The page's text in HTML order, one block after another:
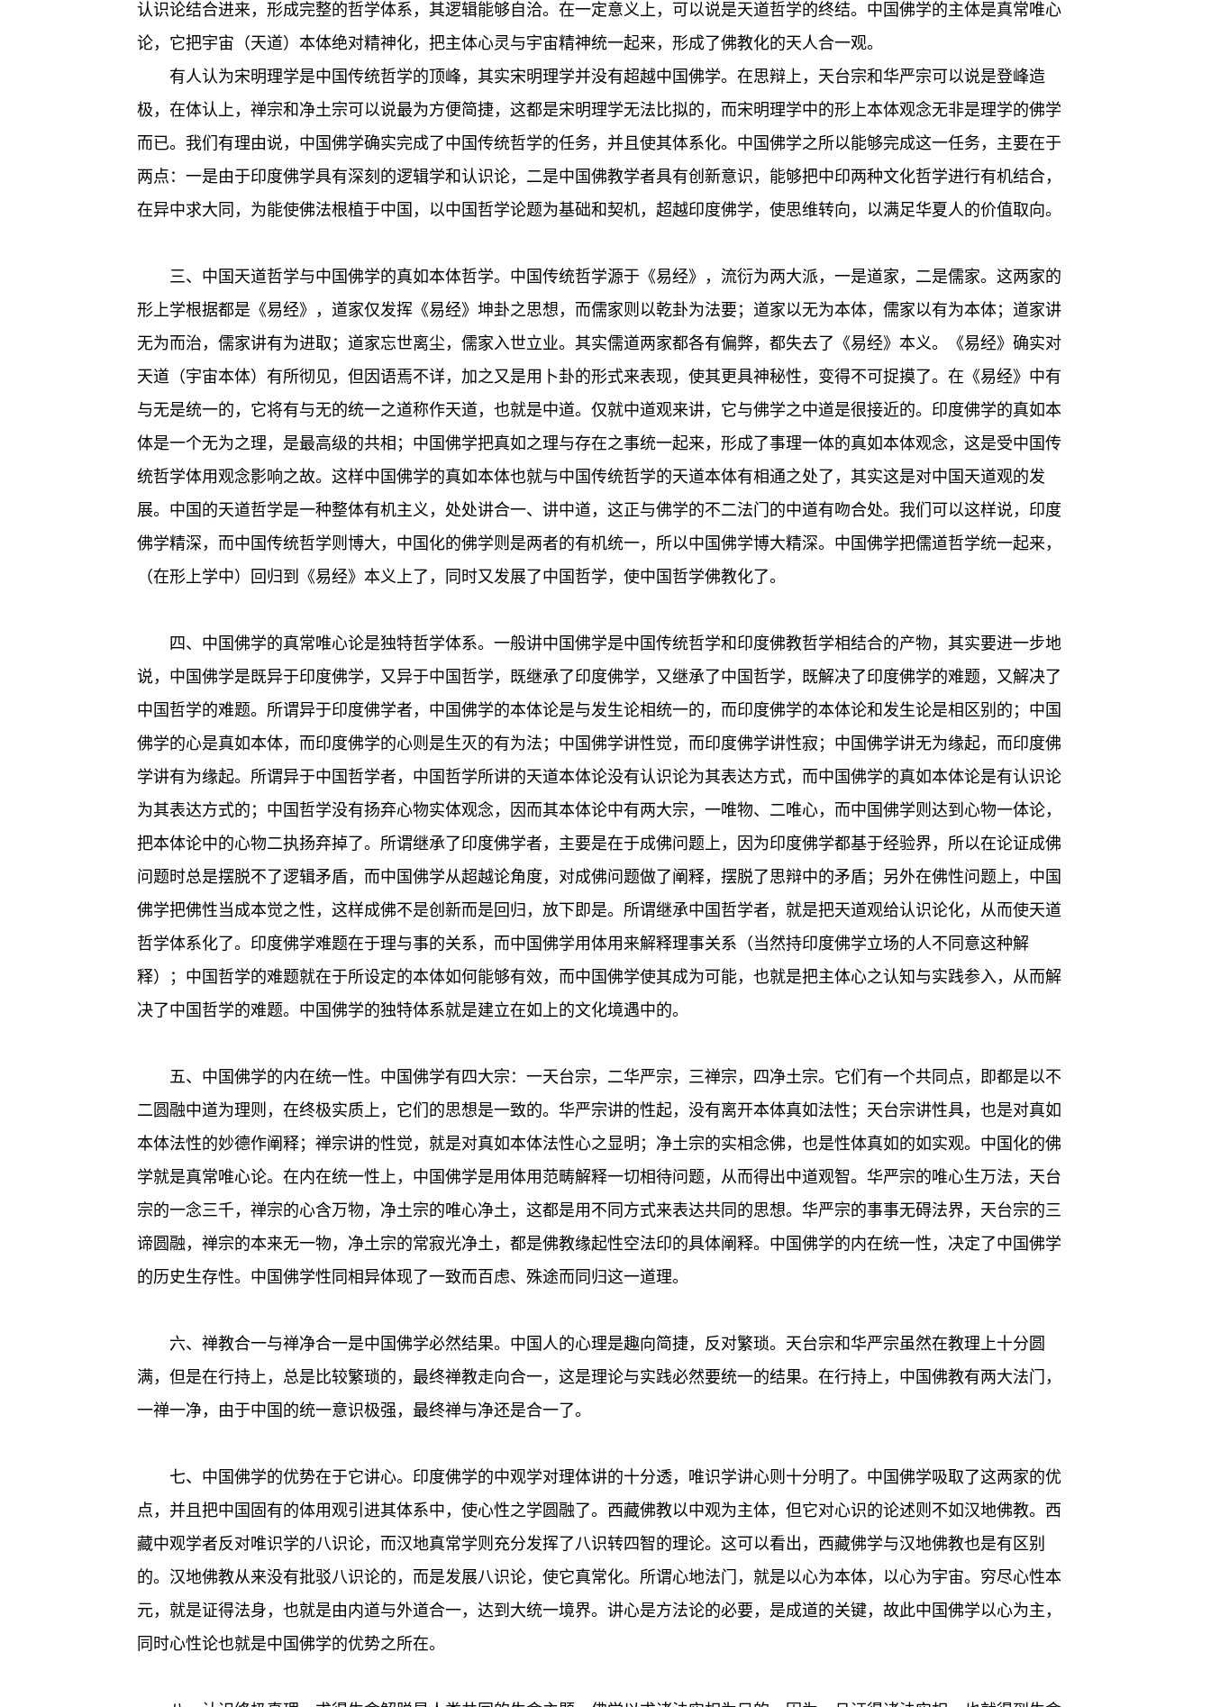
认识论结合进来，形成完整的哲学体系，其逻辑能够自洽。在一定意义上，可以说是天道哲学的终结。中国佛学的主体是真常唯心
论，它把宇宙（天道）本体绝对精神化，把主体心灵与宇宙精神统一起来，形成了佛教化的天人合一观。
有人认为宋明理学是中国传统哲学的顶峰，其实宋明理学并没有超越中国佛学。在思辩上，天台宗和华严宗可以说是登峰造
极，在体认上，禅宗和净土宗可以说最为方便简捷，这都是宋明理学无法比拟的，而宋明理学中的形上本体观念无非是理学的佛学
而已。我们有理由说，中国佛学确实完成了中国传统哲学的任务，并且使其体系化。中国佛学之所以能够完成这一任务，主要在于
两点：一是由于印度佛学具有深刻的逻辑学和认识论，二是中国佛教学者具有创新意识，能够把中印两种文化哲学进行有机结合，
在异中求大同，为能使佛法根植于中国，以中国哲学论题为基础和契机，超越印度佛学，使思维转向，以满足华夏人的价值取向。
三、中国天道哲学与中国佛学的真如本体哲学。中国传统哲学源于《易经》，流衍为两大派，一是道家，二是儒家。这两家的
形上学根据都是《易经》，道家仅发挥《易经》坤卦之思想，而儒家则以乾卦为法要；道家以无为本体，儒家以有为本体；道家讲
无为而治，儒家讲有为进取；道家忘世离尘，儒家入世立业。其实儒道两家都各有偏弊，都失去了《易经》本义。《易经》确实对
天道（宇宙本体）有所彻见，但因语焉不详，加之又是用卜卦的形式来表现，使其更具神秘性，变得不可捉摸了。在《易经》中有
与无是统一的，它将有与无的统一之道称作天道，也就是中道。仅就中道观来讲，它与佛学之中道是很接近的。印度佛学的真如本
体是一个无为之理，是最高级的共相；中国佛学把真如之理与存在之事统一起来，形成了事理一体的真如本体观念，这是受中国传
统哲学体用观念影响之故。这样中国佛学的真如本体也就与中国传统哲学的天道本体有相通之处了，其实这是对中国天道观的发
展。中国的天道哲学是一种整体有机主义，处处讲合一、讲中道，这正与佛学的不二法门的中道有吻合处。我们可以这样说，印度
佛学精深，而中国传统哲学则博大，中国化的佛学则是两者的有机统一，所以中国佛学博大精深。中国佛学把儒道哲学统一起来，
（在形上学中）回归到《易经》本义上了，同时又发展了中国哲学，使中国哲学佛教化了。
四、中国佛学的真常唯心论是独特哲学体系。一般讲中国佛学是中国传统哲学和印度佛教哲学相结合的产物，其实要进一步地
说，中国佛学是既异于印度佛学，又异于中国哲学，既继承了印度佛学，又继承了中国哲学，既解决了印度佛学的难题，又解决了
中国哲学的难题。所谓异于印度佛学者，中国佛学的本体论是与发生论相统一的，而印度佛学的本体论和发生论是相区别的；中国
佛学的心是真如本体，而印度佛学的心则是生灭的有为法；中国佛学讲性觉，而印度佛学讲性寂；中国佛学讲无为缘起，而印度佛
学讲有为缘起。所谓异于中国哲学者，中国哲学所讲的天道本体论没有认识论为其表达方式，而中国佛学的真如本体论是有认识论
为其表达方式的；中国哲学没有扬弃心物实体观念，因而其本体论中有两大宗，一唯物、二唯心，而中国佛学则达到心物一体论，
把本体论中的心物二执扬弃掉了。所谓继承了印度佛学者，主要是在于成佛问题上，因为印度佛学都基于经验界，所以在论证成佛
问题时总是摆脱不了逻辑矛盾，而中国佛学从超越论角度，对成佛问题做了阐释，摆脱了思辩中的矛盾；另外在佛性问题上，中国
佛学把佛性当成本觉之性，这样成佛不是创新而是回归，放下即是。所谓继承中国哲学者，就是把天道观给认识论化，从而使天道
哲学体系化了。印度佛学难题在于理与事的关系，而中国佛学用体用来解释理事关系（当然持印度佛学立场的人不同意这种解
释）；中国哲学的难题就在于所设定的本体如何能够有效，而中国佛学使其成为可能，也就是把主体心之认知与实践参入，从而解
决了中国哲学的难题。中国佛学的独特体系就是建立在如上的文化境遇中的。
五、中国佛学的内在统一性。中国佛学有四大宗：一天台宗，二华严宗，三禅宗，四净土宗。它们有一个共同点，即都是以不
二圆融中道为理则，在终极实质上，它们的思想是一致的。华严宗讲的性起，没有离开本体真如法性；天台宗讲性具，也是对真如
本体法性的妙德作阐释；禅宗讲的性觉，就是对真如本体法性心之显明；净土宗的实相念佛，也是性体真如的如实观。中国化的佛
学就是真常唯心论。在内在统一性上，中国佛学是用体用范畴解释一切相待问题，从而得出中道观智。华严宗的唯心生万法，天台
宗的一念三千，禅宗的心含万物，净土宗的唯心净土，这都是用不同方式来表达共同的思想。华严宗的事事无碍法界，天台宗的三
谛圆融，禅宗的本来无一物，净土宗的常寂光净土，都是佛教缘起性空法印的具体阐释。中国佛学的内在统一性，决定了中国佛学
的历史生存性。中国佛学性同相异体现了一致而百虑、殊途而同归这一道理。
六、禅教合一与禅净合一是中国佛学必然结果。中国人的心理是趣向简捷，反对繁琐。天台宗和华严宗虽然在教理上十分圆
满，但是在行持上，总是比较繁琐的，最终禅教走向合一，这是理论与实践必然要统一的结果。在行持上，中国佛教有两大法门，
一禅一净，由于中国的统一意识极强，最终禅与净还是合一了。
七、中国佛学的优势在于它讲心。印度佛学的中观学对理体讲的十分透，唯识学讲心则十分明了。中国佛学吸取了这两家的优
点，并且把中国固有的体用观引进其体系中，使心性之学圆融了。西藏佛教以中观为主体，但它对心识的论述则不如汉地佛教。西
藏中观学者反对唯识学的八识论，而汉地真常学则充分发挥了八识转四智的理论。这可以看出，西藏佛学与汉地佛教也是有区别
的。汉地佛教从来没有批驳八识论的，而是发展八识论，使它真常化。所谓心地法门，就是以心为本体，以心为宇宙。穷尽心性本
元，就是证得法身，也就是由内道与外道合一，达到大统一境界。讲心是方法论的必要，是成道的关键，故此中国佛学以心为主，
同时心性论也就是中国佛学的优势之所在。